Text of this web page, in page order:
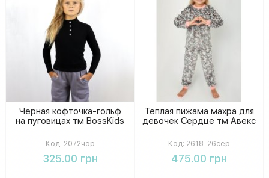
Черная кофточка-гольф
на пуговицах тм BossKids
Код: 2072чор
325.00 грн
Теплая пижама махра для
девочек Сердце тм Авекс
Код: 2618-26сер
475.00 грн